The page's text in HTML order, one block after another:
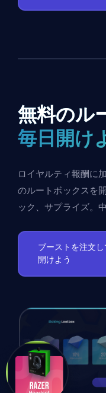
無料のル
毎日開け
ロイヤルティ報酬に
のルートボックスを
ック、サプライズ。
ブーストを注文
開けよう